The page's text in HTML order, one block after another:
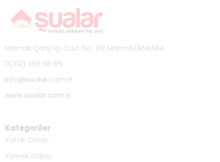
Mamak Çarşı İçi Cad. No: 1/B Mamak/ANKARA
0(312) 369 96 85
info@sualar.com.tr
www.sualar.com.tr
Kategoriler
Yatak Odası
Yemek Odası